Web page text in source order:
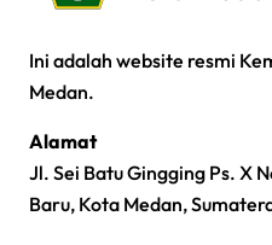
Ini adalah website resmi
Medan.
Alamat
Jl. Sei Batu Gingging Ps. X
Baru, Kota Medan,